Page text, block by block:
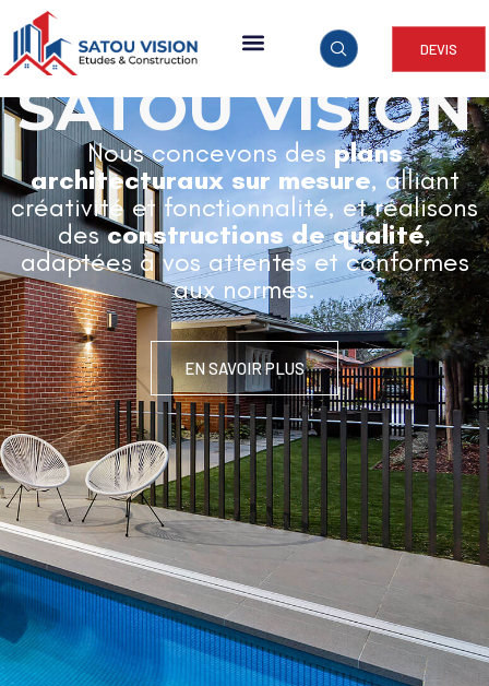
DEVIS
ARCHITECTURE & CONSTRUCTION
SATOU VISION
Nous concevons desplans
architecturaux sur mesure, alliant
créativité et fonctionnalité, et réalisons
desconstructions de qualité,
adaptées à vos attentes et conformes
aux normes.
EN SAVOIR PLUS